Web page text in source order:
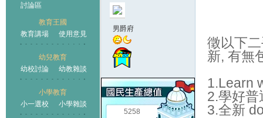
討論區
教育王國
教育講場
使用意見
幼兒教育
幼校討論
幼教雜談
小學教育
小一選校
小學雜談
男爵府
5258
徵以下
新, 有無
1.Learn
2.學好普
3.全新